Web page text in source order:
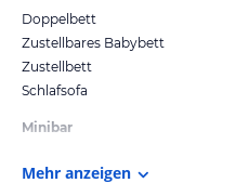
Doppelbett
Zustellbares Babybett
Zustellbett
Schlafsofa
Minibar
Mehr anzeigen